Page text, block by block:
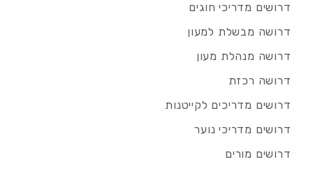
דרושים מדריכי חוגים
דרושה מבשלת למעון
דרושה מנהלת מעון
דרושה רכזת
דרושים מדריכים לקייטנות
דרושים מדריכי נוער
דרושים מורים